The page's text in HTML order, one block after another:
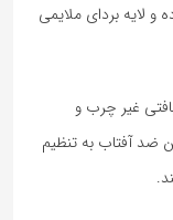
لایه بردای ملایمی
غیر چرب و
ضد آفتاب به تنظیم